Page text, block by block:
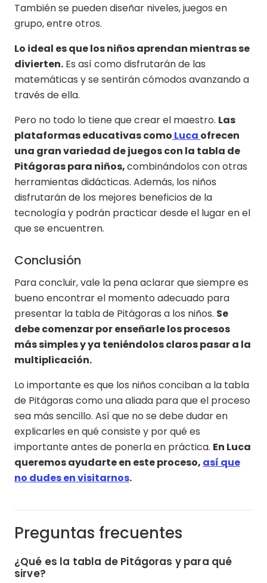
También se pueden diseñar niveles, juegos en
grupo, entre otros.
Lo ideal es que los niños aprendan mientras se
divierten. Es así como disfrutarán de las
matemáticas y se sentirán cómodos avanzando a
través de ella.
Pero no todo lo tiene que crear el maestro. Las
plataformas educativas como Luca ofrecen
una gran variedad de juegos con la tabla de
Pitágoras para niños,combinándolos con otras
herramientas didácticas. Además, los niños
disfrutarán de los mejores beneficios de la
tecnología y podrán practicar desde el lugar en el
que se encuentren.
Conclusión
Para concluir, vale la pena aclarar que siempre es
bueno encontrar el momento adecuado para
presentar la tabla de Pitágoras a los niños. Se
debe comenzar por enseñarle los procesos
más simples y ya teniéndolos claros pasar a la
multiplicación.
Lo importante es que los niños conciban a la tabla
de Pitágoras como una aliada para que el proceso
sea más sencillo. Así que no se debe dudar en
explicarles en qué consiste y por qué es
importante antes de ponerla en práctica. En Luca
queremos ayudarte en este proceso, así que
no dudes en visitarnos.
Preguntas frecuentes
¿Qué es la tabla de Pitágoras y para qué
sirve?